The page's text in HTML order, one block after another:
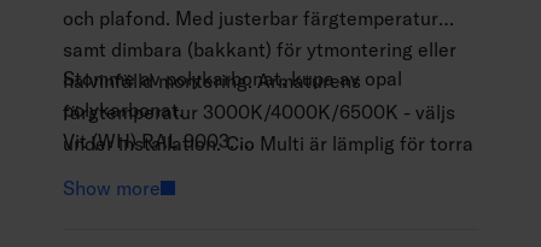
och plafond. Med justerbar färgtemperatur
samt dimbara (bakkant) för ytmontering eller
halvinfälld montering. Armaturens
färgtemperatur 3000K/4000K/6500K - väljs
under installation. Cio Multi är lämplig för torra
utrymmen i bostäder och offentliga utrymmen
Stomme av polykarbonat, kupa av opal
polykarbonat.
Vit (WH) RAL 9003.
Show more